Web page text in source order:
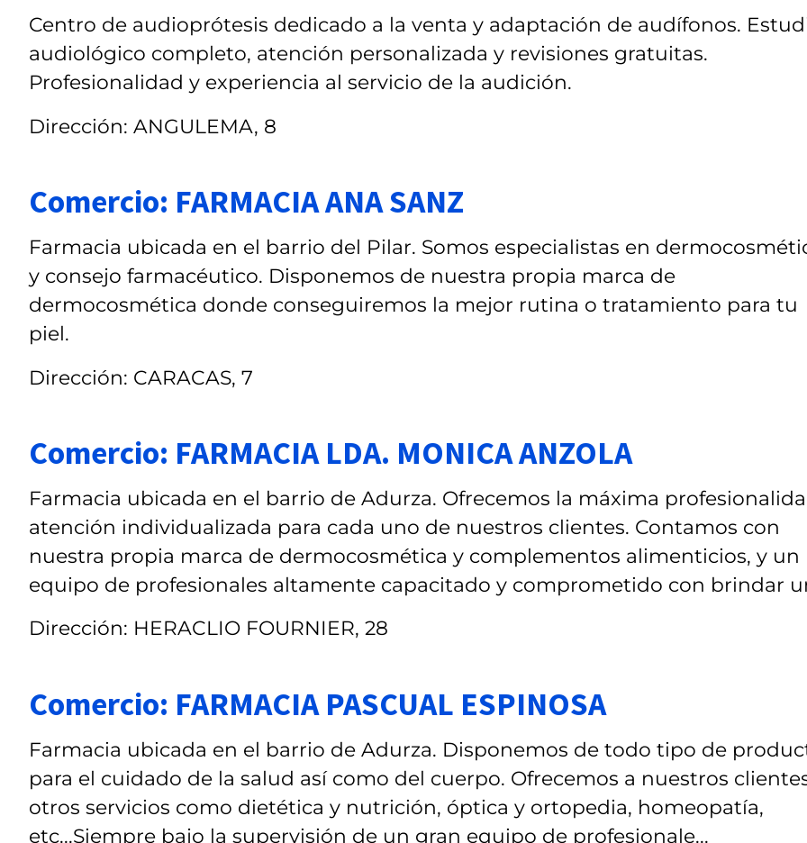
Centro de audioprótesis dedicado a la venta y adaptación de audífonos.
audiológico completo, atención personalizada y revisiones gratuitas.
Profesionalidad y experiencia al servicio de la audición.
Dirección: ANGULEMA, 8
Comercio: FARMACIA ANA SANZ
Farmacia ubicada en el barrio del Pilar. Somos especialistas en
y consejo farmacéutico. Disponemos de nuestra propia marca de
dermocosmética donde conseguiremos la mejor rutina o tratamiento para tu
piel.
Dirección: CARACAS, 7
Comercio: FARMACIA LDA. MONICA ANZOLA
Farmacia ubicada en el barrio de Adurza. Ofrecemos la máxima
atención individualizada para cada uno de nuestros clientes. Contamos con
nuestra propia marca de dermocosmética y complementos alimenticios, y un
equipo de profesionales altamente capacitado y comprometido con brindar
Dirección: HERACLIO FOURNIER, 28
Comercio: FARMACIA PASCUAL ESPINOSA
Farmacia ubicada en el barrio de Adurza. Disponemos de todo tipo de
para el cuidado de la salud así como del cuerpo. Ofrecemos a nuestros
otros servicios como dietética y nutrición, óptica y ortopedia, homeopatía,
etc...Siempre bajo la supervisión de un gran equipo de profesionale...